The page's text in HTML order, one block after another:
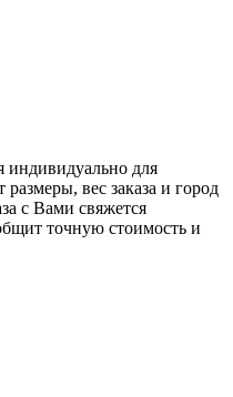
индивидуально для
вес заказа и город
с Вами свяжется
точную стоимость и